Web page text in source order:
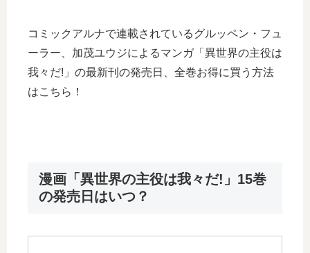
コミックアルナで連載されているグルッペン・フュ
ーラー、加茂ユウジによるマンガ「異世界の主役は
我々だ!」の最新刊の発売日、全巻お得に買う方法
はこちら！
漫画「異世界の主役は我々だ!」15巻
の発売日はいつ？